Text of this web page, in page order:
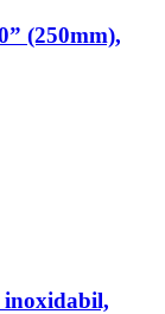
(250mm),
inoxidabil,